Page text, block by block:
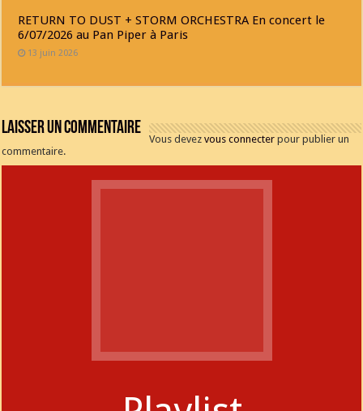
RETURN TO DUST + STORM ORCHESTRA En concert le
6/07/2026 au Pan Piper à Paris
13 juin 2026
Laisser un commentaire
Vous devezvous connecter pour publier un
commentaire.